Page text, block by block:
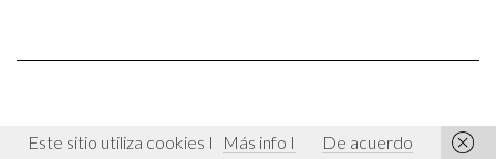
Este sitio utiliza cookies I Más info I De acuerdo